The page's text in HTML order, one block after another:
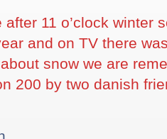
11 o’clock winter
and on TV there
snow we are
200 by two danish